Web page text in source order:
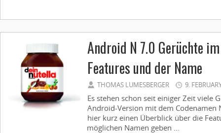
Android N 7.0 Gerüchte
Features und der Name
THOMAS LUMESBERGER 9.
Es stehen schon seit einiger Zeit viele
Android-Version mit dem Codenamen
hier kurz einen Überblick über die
möglichen Namen geben ...